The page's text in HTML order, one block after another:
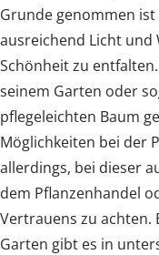
Grunde genommen
ausreichend Licht und
Schönheit zu
seinem Garten oder
pflegeleichten Baum
Möglichkeiten bei der
allerdings, bei dieser
dem Pflanzenhandel
Vertrauens zu achten.
Garten gibt es in